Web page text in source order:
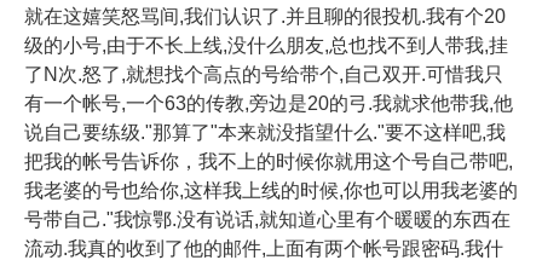
就在这嬉笑怒骂间,我们认识了.并且聊的很投机.我有个20
级的小号,由于不长上线,没什么朋友,总也找不到人带我,挂
了N次.怒了,就想找个高点的号给带个,自己双开.可惜我只
有一个帐号,一个63的传教,旁边是20的弓.我就求他带我,他
说自己要练级."那算了"本来就没指望什么."要不这样吧,我
把我的帐号告诉你，我不上的时候你就用这个号自己带吧,
我老婆的号也给你,这样我上线的时候,你也可以用我老婆的
号带自己."我惊鄂.没有说话,就知道心里有个暖暖的东西在
流动.我真的收到了他的邮件,上面有两个帐号跟密码.我什